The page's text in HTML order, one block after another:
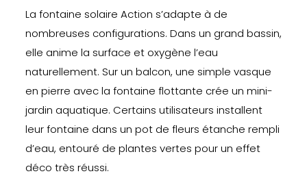
La fontaine solaire Action s’adapte à de
nombreuses configurations. Dans un grand bassin,
elle anime la surface et oxygène l’eau
naturellement. Sur un balcon, une simple vasque
en pierre avec la fontaine flottante crée un mini-
jardin aquatique. Certains utilisateurs installent
leur fontaine dans un pot de fleurs étanche rempli
d’eau, entouré de plantes vertes pour un effet
déco très réussi.